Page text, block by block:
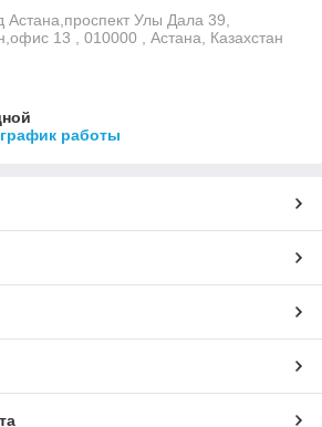
Астана,проспект Улы Дала 39,
13 , 010000 , Астана, Казахстан
работы